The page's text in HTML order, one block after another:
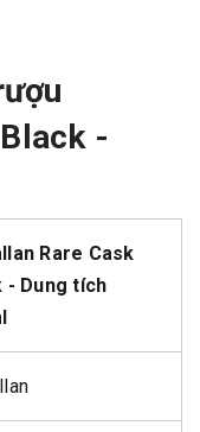
-
Rare Cask
- Dung tích